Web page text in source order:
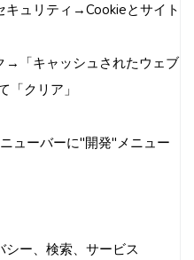
ュリティ→Cookieとサイト
→「キャッシュされたウェブ
「クリア」
ーバーに"開発"メニュー
ー、検索、サービス